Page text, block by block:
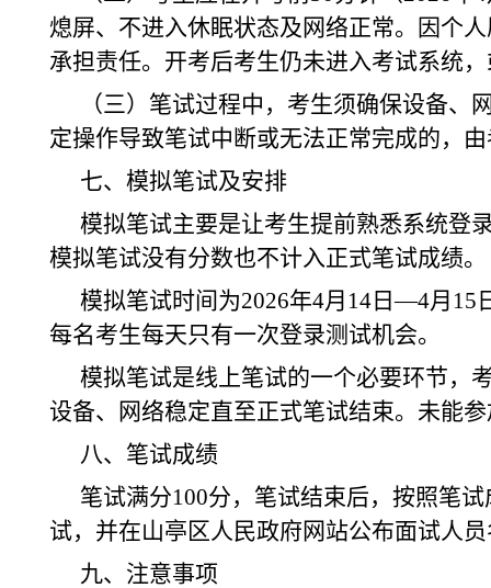
熄屏、不进入休眠状态及网络正常。因个
承担责任。开考后考生仍未进入考试系统
（三）笔试过程中，考生须确保设备
定操作导致笔试中断或无法正常完成的，
七、模拟笔试及安排
模拟笔试主要是让考生提前熟悉系统登
模拟笔试没有分数也不计入正式笔试成绩。
模拟笔试时间为2026年4月14日—4月15
每名考生每天只有一次登录测试机会。
模拟笔试是线上笔试的一个必要环节，
设备、网络稳定直至正式笔试结束。未能
八、笔试成绩
笔试满分100分，笔试结束后，按照笔
试，并在山亭区人民政府网站公布面试人
九、注意事项